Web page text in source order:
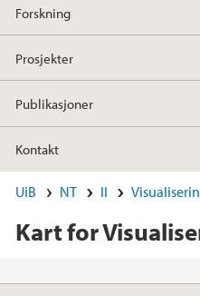
Forskning
Prosjekter
Publikasjoner
Kontakt
UiB NT II
Kart for